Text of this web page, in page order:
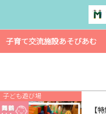
子育て交流施設あそびあむ
子ども遊び場
【